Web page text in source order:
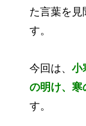
た言葉を見
す。
今回は、 小
の明け、寒
す。